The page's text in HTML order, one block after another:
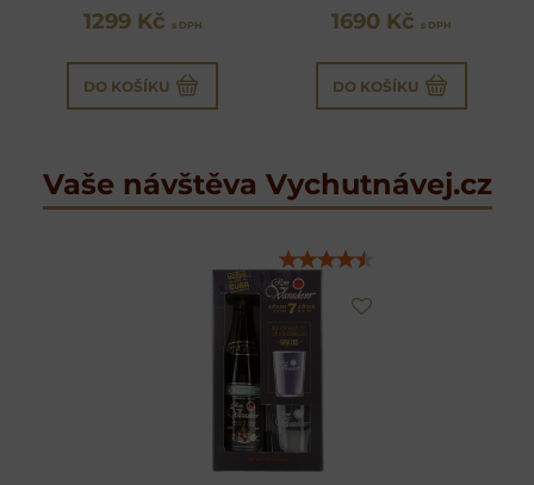
1299 Kč s DPH
DO KOŠÍKU
1690 Kč s DPH
DO KOŠÍKU
Vaše návštěva Vychutnávej.cz